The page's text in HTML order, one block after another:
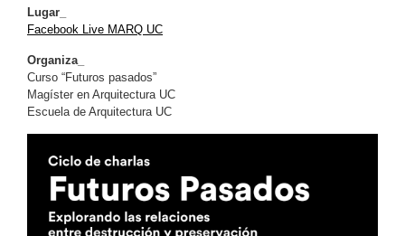
Lugar_
Facebook Live MARQ UC
Organiza_
Curso “Futuros pasados”
Magíster en Arquitectura UC
Escuela de Arquitectura UC